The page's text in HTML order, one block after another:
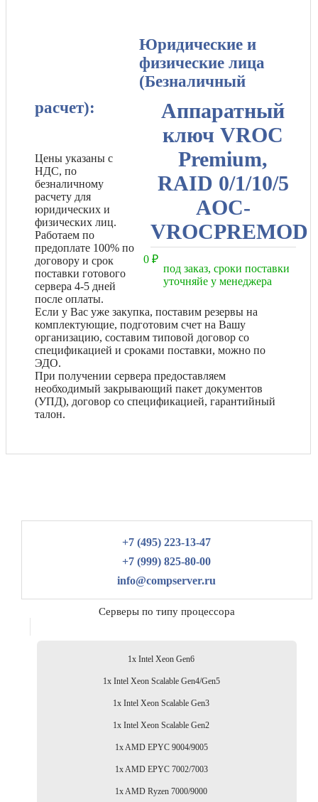
Аппаратный
ключ VROC
Premium,
RAID 0/1/10/5
AOC-
VROCPREMOD
0 ₽
под заказ, сроки поставки
уточняйе у менеджера
Юридические и
физические лица
(Безналичный
расчет):
Цены указаны с
НДС, по
безналичному
расчету для
юридических и
физических лиц.
Работаем по
предоплате 100% по
договору и срок
поставки готового
сервера 4-5 дней
после оплаты.
Если у Вас уже закупка, поставим резервы на
комплектующие, подготовим счет на Вашу
организацию, составим типовой договор со
спецификацией и сроками поставки, можно по
ЭДО.
При получении сервера предоставляем
необходимый закрывающий пакет документов
(УПД), договор со спецификацией, гарантийный
талон.
+7 (495) 223-13-47
+7 (999) 825-80-00
info@compserver.ru
Серверы по типу процессора
1x Intel Xeon Gen6
1x Intel Xeon Scalable Gen4/Gen5
1x Intel Xeon Scalable Gen3
1x Intel Xeon Scalable Gen2
1x AMD EPYC 9004/9005
1x AMD EPYC 7002/7003
1x AMD Ryzen 7000/9000